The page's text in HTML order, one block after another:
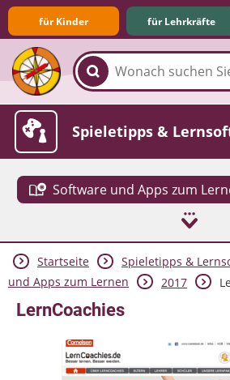
für Kinder für Lehrkräfte
Familie & Medien
Spieletipps &
Software und Apps zum
Die Jüngsten im Netz
Lexikon
Aktuelles
Startseite Spieletipps &
und Apps zum Lernen
2017
LernCoachies